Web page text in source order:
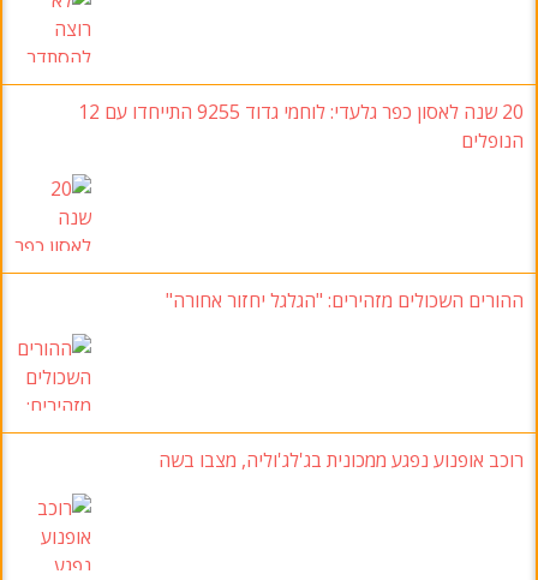
20 שנה לאסון כפר גלעדי: לוחמי גדוד 9255 התייחדו עם 12
הנופלים
ההורים השכולים מזהירים: "הגלגל יחזור אחורה"
רוכב אופנוע נפגע ממכונית בג'לג'וליה, מצבו בשה